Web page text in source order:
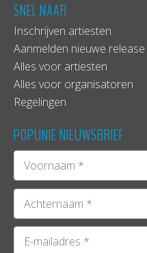
SNEL NAAR
Inschrijven artiesten
Aanmelden nieuwe release
Alles voor artiesten
Alles voor organisatoren
Regelingen
POPUNIE NIEUWSBRIEF